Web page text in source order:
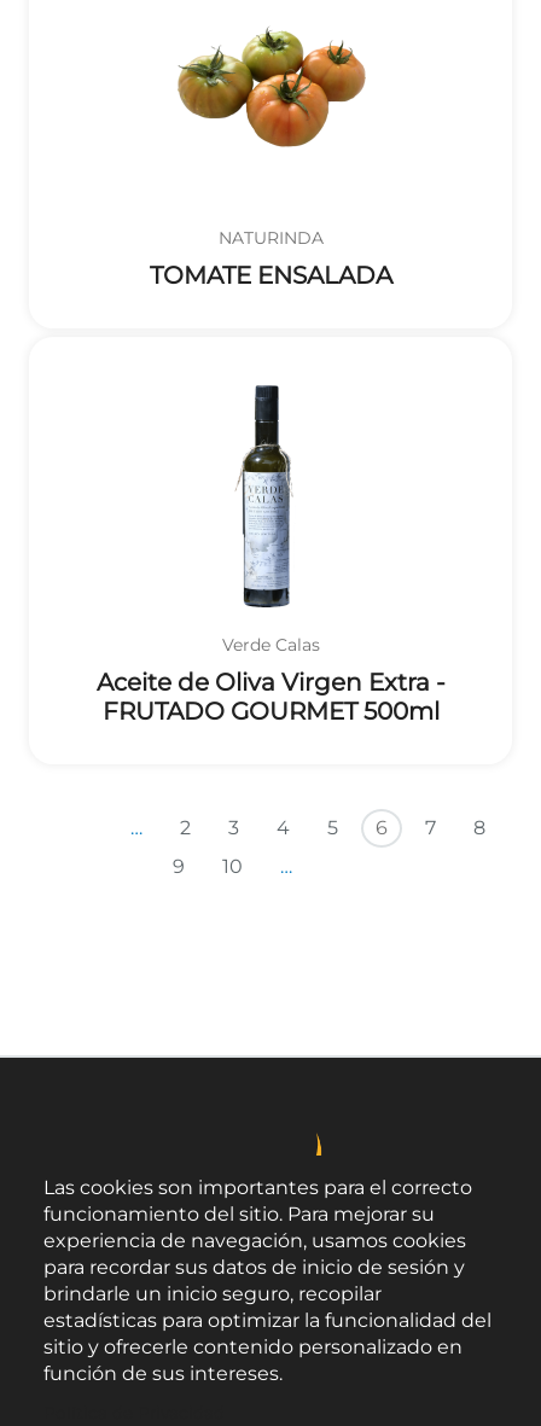
NATURINDA
TOMATE ENSALADA
Verde Calas
Aceite de Oliva Virgen Extra -
FRUTADO GOURMET 500ml
Primera página
Página anterior
… 2 3 4 5 6 7
8
9
10 …
Las cookies son importantes para el correcto
funcionamiento del sitio. Para mejorar su
experiencia de navegación, usamos cookies
para recordar sus datos de inicio de sesión y
brindarle un inicio seguro, recopilar
estadísticas para optimizar la funcionalidad del
sitio y ofrecerle contenido personalizado en
función de sus intereses.